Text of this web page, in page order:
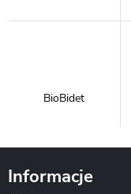
BioBidet
Informacje